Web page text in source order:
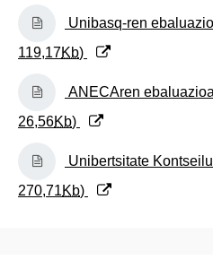
(Beste leiho bat
Unibasq-ren
119,17Kb)
(Beste leiho bat
ANECAren
26,56Kb)
(Beste leiho bat
Unibertsitate
270,71Kb)